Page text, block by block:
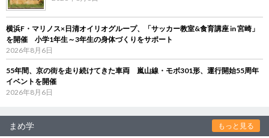
横浜F・マリノス×日清オイリオグループ、「サッカー教室&食育講座 in 宮崎」
を開催 小学1年生～3年生の身体づくりをサポート
2026年8月6日
55年間、京の街を走り続けてきた車両 嵐山線・モボ301形、運行開始55周年
イベントを開催
2026年8月6日
まめ学 もっと見る